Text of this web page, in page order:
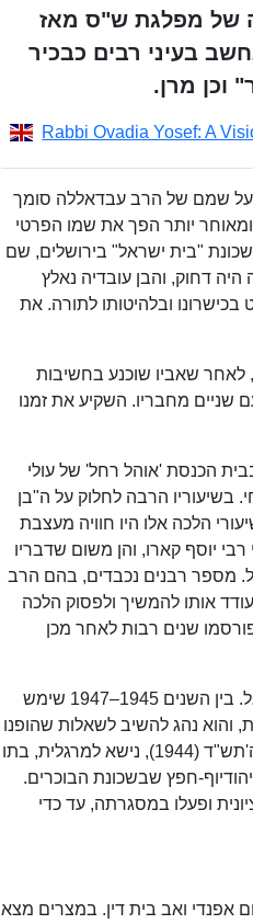
התורה של מפלגת ש"ס מאז
פרס ישראל לספרות תורנית לשנת ה'תש"ל (1970). נחשב בעיני רבים כבכיר
וכן מרן.
Rabbi Ovadia Yosef: A
על שמם של הרב עבדאללה סומך
יותר הפך את שמו הפרטי
בשכונת "בית ישראל" בירושלים, שם
דחוק, והבן עובדיה נאלץ
ובלהיטותו לתורה. את
לאחר שאביו שוכנע בחשיבות
מחבריו. השקיע את זמנו
יומי בבית הכנסת 'אוהל רחל' של עולי
בשיעוריו הרבה לחלוק על ה"בן
הלכה אלו היו חוויה מעצבת
יוסף קארו, והן משום שדבריו
מספר רבנים נכבדים, בהם הרב
אותו להמשיך ולפסוק הלכה
שנים רבות לאחר מכן
בשנת ה'ת"ש (1940), בגיל עשרים, הוסמך לרבנות ודיינות על ידי הרב בן-ציון מאיר חי עוזיאל. בין השנים 1945–1947 שימש
והוא נהג להשיב לשאלות שהופנו
אליו מחוגי הרבנות והדיינות הספרדית בארץ ובפזורה, וכן מאשכנזים ירושלמים. בד' בניסן ה'תש"ד (1944), נישא למרגלית, בתו
חפץ שבשכונת הבוכרים.
ופעלו במסגרתה, עד כדי
אפנדי ואב בית דין. במצרים מצא